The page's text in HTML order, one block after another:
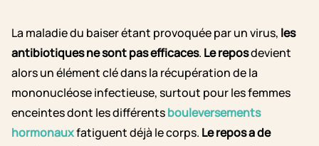
La maladie du baiser étant provoquée par un virus, les
antibiotiques ne sont pas efficaces. Le reposdevient
alors un élément clé dans la récupération de la
mononucléose infectieuse, surtout pour les femmes
enceintes dont les différentsbouleversements
hormonauxfatiguent déjà le corps. Le repos a de